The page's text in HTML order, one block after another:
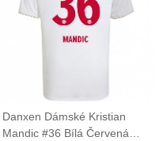
Danxen Dámské Kristian
Mandic #36 Bílá Červená